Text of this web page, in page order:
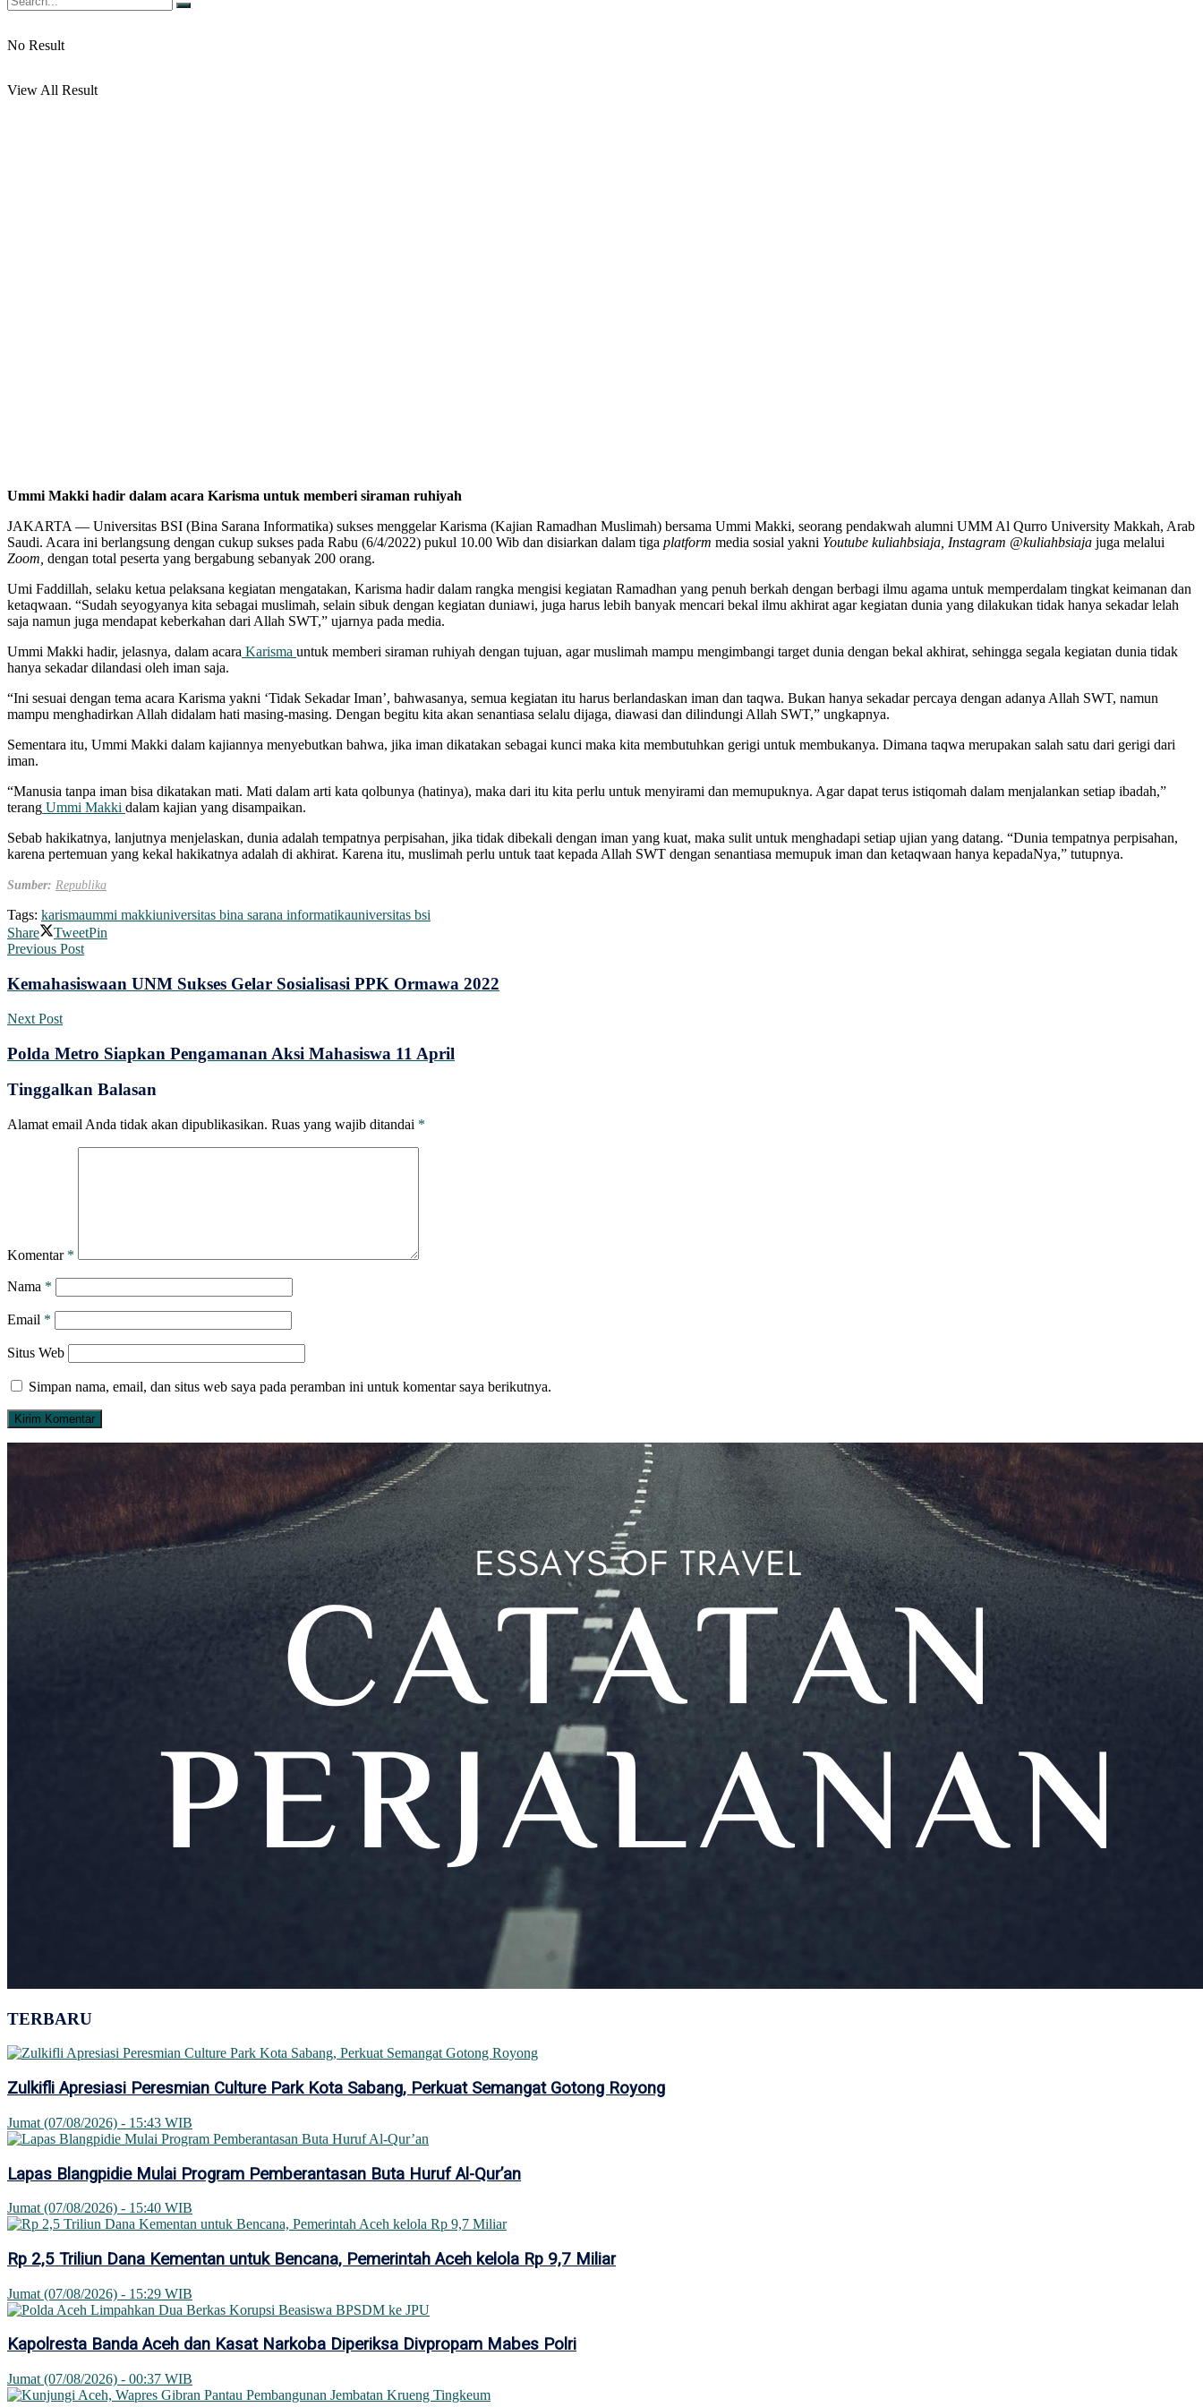
No Result
View All Result
Ummi Makki hadir dalam acara Karisma untuk memberi siraman ruhiyah
JAKARTA — Universitas BSI (Bina Sarana Informatika) sukses menggelar Karisma (Kajian Ramadhan Muslimah) bersama Ummi Makki, seorang pendakwah alumni UMM Al Qurro University Makkah, Arab
Saudi. Acara ini berlangsung dengan cukup sukses pada Rabu (6/4/2022) pukul 10.00 Wib dan disiarkan dalam tiga platform media sosial yakni Youtube kuliahbsiaja, Instagram @kuliahbsiaja juga melalui
Zoom, dengan total peserta yang bergabung sebanyak 200 orang.
Umi Faddillah, selaku ketua pelaksana kegiatan mengatakan, Karisma hadir dalam rangka mengisi kegiatan Ramadhan yang penuh berkah dengan berbagi ilmu agama untuk memperdalam tingkat keimanan dan
ketaqwaan. “Sudah seyogyanya kita sebagai muslimah, selain sibuk dengan kegiatan duniawi, juga harus lebih banyak mencari bekal ilmu akhirat agar kegiatan dunia yang dilakukan tidak hanya sekadar lelah
saja namun juga mendapat keberkahan dari Allah SWT,” ujarnya pada media.
Ummi Makki hadir, jelasnya, dalam acara Karisma untuk memberi siraman ruhiyah dengan tujuan, agar muslimah mampu mengimbangi target dunia dengan bekal akhirat, sehingga segala kegiatan dunia tidak
hanya sekadar dilandasi oleh iman saja.
“Ini sesuai dengan tema acara Karisma yakni ‘Tidak Sekadar Iman’, bahwasanya, semua kegiatan itu harus berlandaskan iman dan taqwa. Bukan hanya sekadar percaya dengan adanya Allah SWT, namun
mampu menghadirkan Allah didalam hati masing-masing. Dengan begitu kita akan senantiasa selalu dijaga, diawasi dan dilindungi Allah SWT,” ungkapnya.
Sementara itu, Ummi Makki dalam kajiannya menyebutkan bahwa, jika iman dikatakan sebagai kunci maka kita membutuhkan gerigi untuk membukanya. Dimana taqwa merupakan salah satu dari gerigi dari
iman.
“Manusia tanpa iman bisa dikatakan mati. Mati dalam arti kata qolbunya (hatinya), maka dari itu kita perlu untuk menyirami dan memupuknya. Agar dapat terus istiqomah dalam menjalankan setiap ibadah,”
terang Ummi Makki dalam kajian yang disampaikan.
Sebab hakikatnya, lanjutnya menjelaskan, dunia adalah tempatnya perpisahan, jika tidak dibekali dengan iman yang kuat, maka sulit untuk menghadapi setiap ujian yang datang. “Dunia tempatnya perpisahan,
karena pertemuan yang kekal hakikatnya adalah di akhirat. Karena itu, muslimah perlu untuk taat kepada Allah SWT dengan senantiasa memupuk iman dan ketaqwaan hanya kepadaNya,” tutupnya.
Sumber: Republika
Tags: karismaummi makkiuniversitas bina sarana informatikauniversitas bsi
Share
TweetPin
Previous Post
Kemahasiswaan UNM Sukses Gelar Sosialisasi PPK Ormawa 2022
Next Post
Polda Metro Siapkan Pengamanan Aksi Mahasiswa 11 April
Tinggalkan Balasan
Alamat email Anda tidak akan dipublikasikan. Ruas yang wajib ditandai *
Komentar *
Nama *
Email *
Situs Web
Simpan nama, email, dan situs web saya pada peramban ini untuk komentar saya berikutnya.
TERBARU
Zulkifli Apresiasi Peresmian Culture Park Kota Sabang, Perkuat Semangat Gotong Royong
Jumat (07/08/2026) - 15:43 WIB
Lapas Blangpidie Mulai Program Pemberantasan Buta Huruf Al-Qur’an
Jumat (07/08/2026) - 15:40 WIB
Rp 2,5 Triliun Dana Kementan untuk Bencana, Pemerintah Aceh kelola Rp 9,7 Miliar
Jumat (07/08/2026) - 15:29 WIB
Kapolresta Banda Aceh dan Kasat Narkoba Diperiksa Divpropam Mabes Polri
Jumat (07/08/2026) - 00:37 WIB